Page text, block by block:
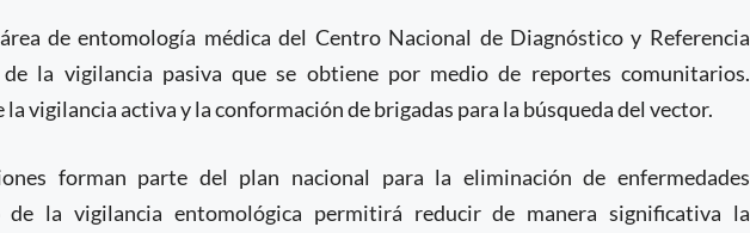
de entomología médica del Centro Nacional de Diagnóstico y Referencia
la vigilancia pasiva que se obtiene por medio de reportes comunitarios.
vigilancia activa y la conformación de brigadas para la búsqueda del vector.
forman parte del plan nacional para la eliminación de enfermedades
la vigilancia entomológica permitirá reducir de manera significativa la